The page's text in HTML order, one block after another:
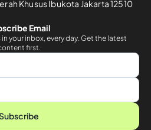
Khusus Ibukota Jakarta 12510
Email
your inbox, every day. Get the latest
first.